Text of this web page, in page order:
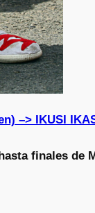
–> IKUSI
finales de